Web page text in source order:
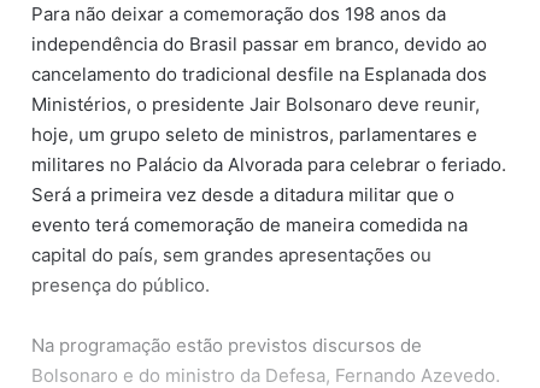
Para não deixar a comemoração dos 198 anos da
independência do Brasil passar em branco, devido ao
cancelamento do tradicional desfile na Esplanada dos
Ministérios, o presidente Jair Bolsonaro deve reunir,
hoje, um grupo seleto de ministros, parlamentares e
militares no Palácio da Alvorada para celebrar o feriado.
Será a primeira vez desde a ditadura militar que o
evento terá comemoração de maneira comedida na
capital do país, sem grandes apresentações ou
presença do público.
Na programação estão previstos discursos de
Bolsonaro e do ministro da Defesa, Fernando Azevedo.